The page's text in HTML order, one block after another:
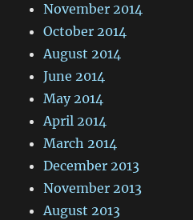
November 2014
October 2014
August 2014
June 2014
May 2014
April 2014
March 2014
December 2013
November 2013
August 2013